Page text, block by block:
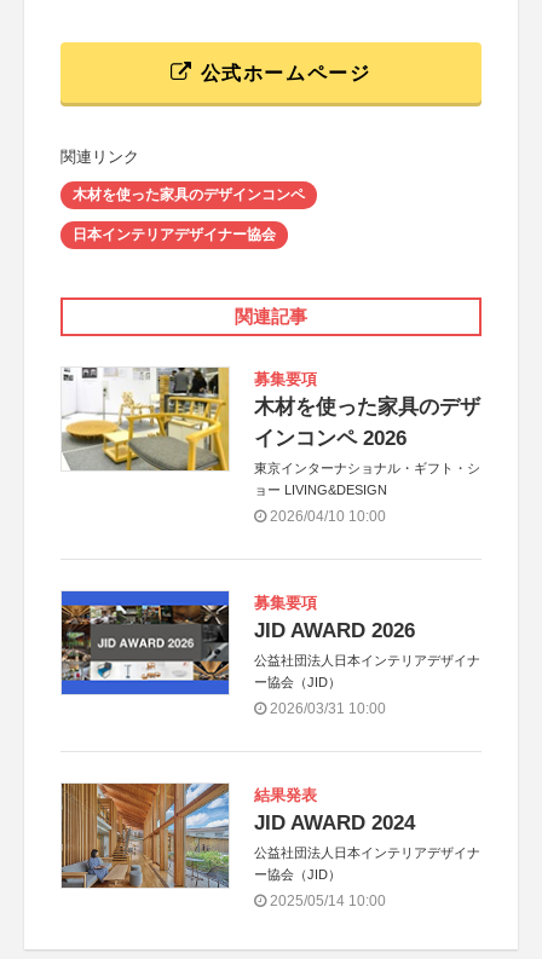
公式ホームページ
関連リンク
木材を使った家具のデザインコンペ
日本インテリアデザイナー協会
関連記事
募集要項
木材を使った家具のデザ
インコンペ 2026
東京インターナショナル・ギフト・シ
ョー LIVING&DESIGN
2026/04/10 10:00
募集要項
JID AWARD 2026
公益社団法人日本インテリアデザイナ
ー協会（JID）
2026/03/31 10:00
結果発表
JID AWARD 2024
公益社団法人日本インテリアデザイナ
ー協会（JID）
2025/05/14 10:00